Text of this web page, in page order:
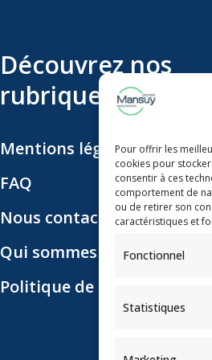
Pour offrir les
cookies pour
consentir à ces
comportement de
ou de retirer son
caractéristiques et
Fonctionnel
Statistiques
Découvrez nos
rubriques
Mentions légales
FAQ
Nous contacter
Qui sommes nous ?
Politique de confidentialité